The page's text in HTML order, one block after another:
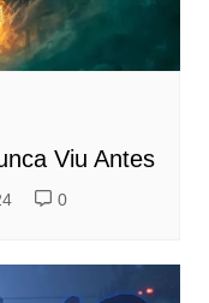
Viu Antes
0